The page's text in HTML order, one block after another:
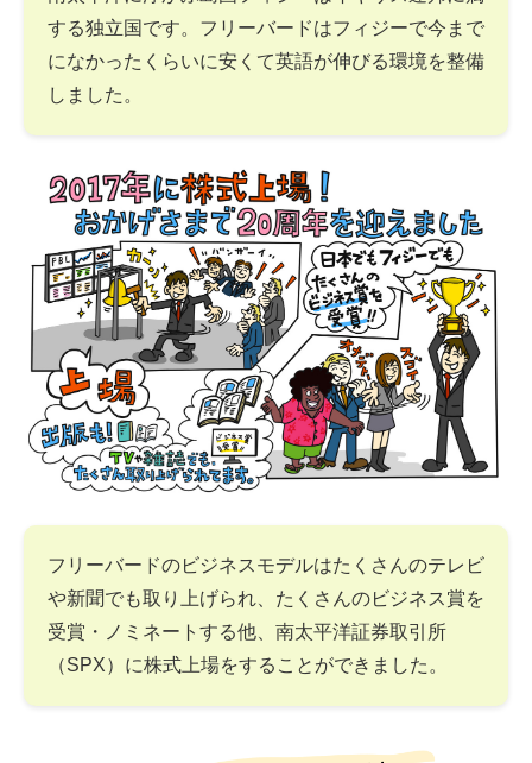
する独立国です。フリーバードはフィジーで今まで
になかったくらいに安くて英語が伸びる環境を整備
しました。
フリーバードのビジネスモデルはたくさんのテレビ
や新聞でも取り上げられ、たくさんのビジネス賞を
受賞・ノミネートする他、南太平洋証券取引所
（SPX）に株式上場をすることができました。